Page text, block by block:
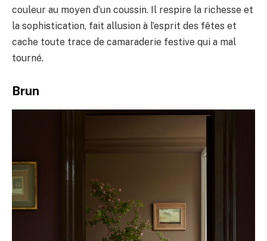
couleur au moyen d’un coussin. Il respire la richesse et
la sophistication, fait allusion à l’esprit des fêtes et
cache toute trace de camaraderie festive qui a mal
tourné.
Brun